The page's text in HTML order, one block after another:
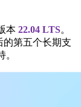
本 22.04 LTS。
的第五个长期支